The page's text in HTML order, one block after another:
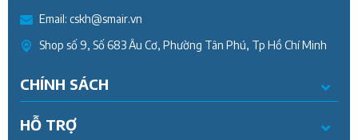
Email: cskh@smair.vn
Shop số 9, Số 683 Âu Cơ, Phường Tân Phú, Tp Hồ Chí Minh
CHÍNH SÁCH
HỖ TRỢ